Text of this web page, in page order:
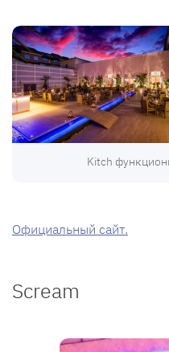
Kitch
Официальный сайт.
Scream